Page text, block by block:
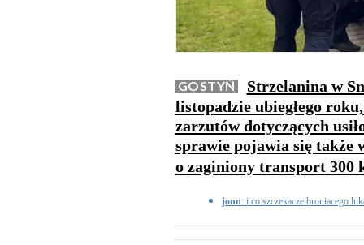
GOSTYŃ
Strzelanina w
listopadzie ubiegłego
zarzutów dotyczących
sprawie pojawia się także
o zaginiony transport
jonn: i co szczekacze broniacego